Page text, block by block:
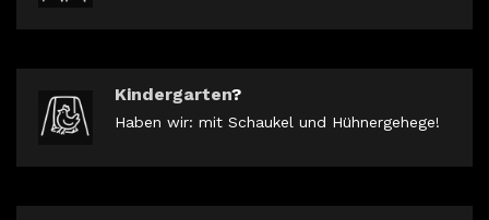
Kindergarten?
Haben wir: mit Schaukel und Hühnergehege!